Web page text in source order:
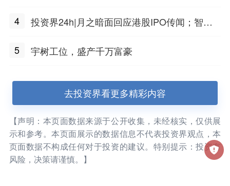
水
4
投资界24h|月之暗面回应港股IPO传闻；智元
5
宇树工位，盛产千万富豪
去投资界看更多精彩内容
【声明：本页面数据来源于公开收集，未经核实，仅供展
示和参考。本页面展示的数据信息不代表投资界观点，本
页面数据不构成任何对于投资的建议。特别提示：投资有
风险，决策请谨慎。】